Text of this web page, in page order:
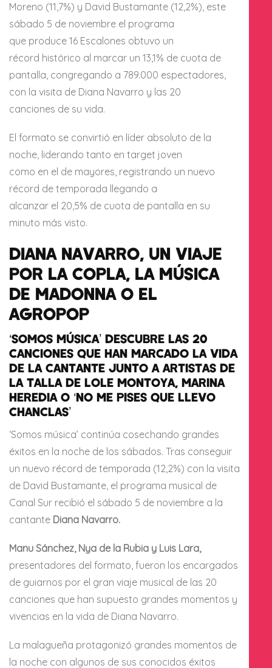
Moreno (11,7%) y David Bustamante (12,2%), este
sábado 5 de noviembre el programa
que produce 16 Escalones obtuvo un
récord histórico al marcar un 13,1% de cuota de
pantalla, congregando a 789.000 espectadores,
con la visita de Diana Navarro y las 20
canciones de su vida.
El formato se convirtió en líder absoluto de la
noche, liderando tanto en target joven
como en el de mayores, registrando un nuevo
récord de temporada llegando a
alcanzar el 20,5% de cuota de pantalla en su
minuto más visto.
DIANA NAVARRO, UN VIAJE
POR LA COPLA, LA MÚSICA
DE MADONNA O EL
AGROPOP
‘SOMOS MÚSICA’ DESCUBRE LAS 20
CANCIONES QUE HAN MARCADO LA VIDA
DE LA CANTANTE JUNTO A ARTISTAS DE
LA TALLA DE LOLE MONTOYA, MARINA
HEREDIA O ‘NO ME PISES QUE LLEVO
CHANCLAS’
‘Somos música’ continúa cosechando grandes
éxitos en la noche de los sábados. Tras conseguir
un nuevo récord de temporada (12,2%) con la visita
de David Bustamante, el programa musical de
Canal Sur recibió el sábado 5 de noviembre a la
cantante Diana Navarro.
Manu Sánchez, Nya de la Rubia y Luis Lara,
presentadores del formato, fueron los encargados
de guiarnos por el gran viaje musical de las 20
canciones que han supuesto grandes momentos y
vivencias en la vida de Diana Navarro.
La malagueña protagonizó grandes momentos de
la noche con algunos de sus conocidos éxitos